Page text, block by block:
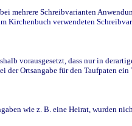
mehrere Schreibvarianten
Kirchenbuch verwendeten
vorausgesetzt, dass nur in
Ortsangabe für den Taufpaten
wie z. B. eine Heirat, wurden